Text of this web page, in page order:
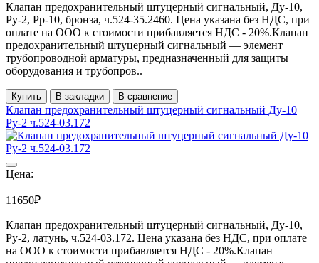
Клапан предохранительный штуцерный сигнальный, Ду-10,
Ру-2, Рр-10, бронза, ч.524-35.2460. Цена указана без НДС, при
оплате на ООО к стоимости прибавляется НДС - 20%.Клапан
предохранительный штуцерный сигнальный — элемент
трубопроводной арматуры, предназначенный для защиты
оборудования и трубопров..
Купить В закладки В сравнение
Клапан предохранительный штуцерный сигнальный Ду-10
Ру-2 ч.524-03.172
Цена:
11650₽
Клапан предохранительный штуцерный сигнальный, Ду-10,
Ру-2, латунь, ч.524-03.172. Цена указана без НДС, при оплате
на ООО к стоимости прибавляется НДС - 20%.Клапан